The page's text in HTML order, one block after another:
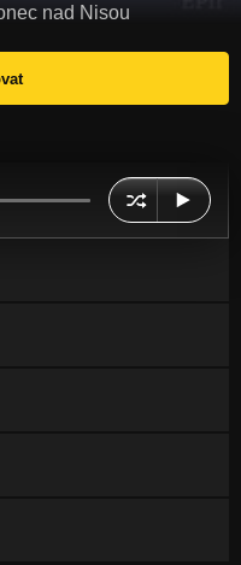
nad Nisou